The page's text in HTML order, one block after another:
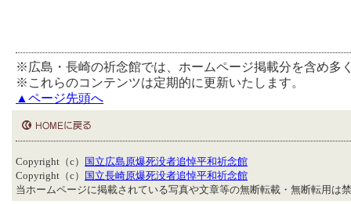
※広島・長崎の祈念館では、ホームページ掲載分を含め多
※これらのコンテンツは定期的に更新いたします。
▲ページ先頭へ
Copyright（c）
国立広島原爆死没者追悼平和祈念館
Copyright（c）
国立長崎原爆死没者追悼平和祈念館
当ホームページに掲載されている写真や文章等の無断転載・無断転用は